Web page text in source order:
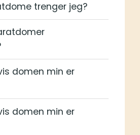
trenger jeg?
domen min er
domen min er